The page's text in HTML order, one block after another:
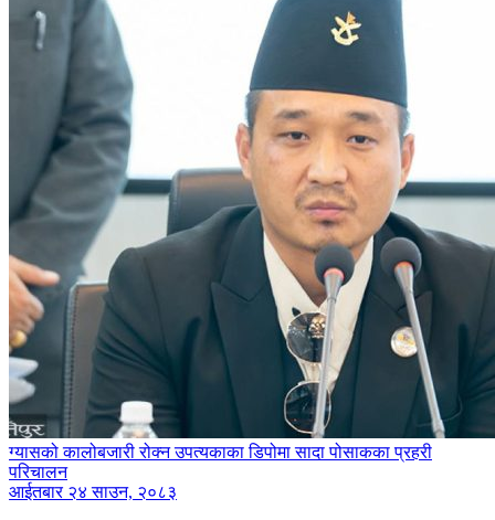
ग्यासको कालोबजारी रोक्न उपत्यकाका डिपोमा सादा पोसाकका प्रहरी
परिचालन
आईतबार २४ साउन, २०८३